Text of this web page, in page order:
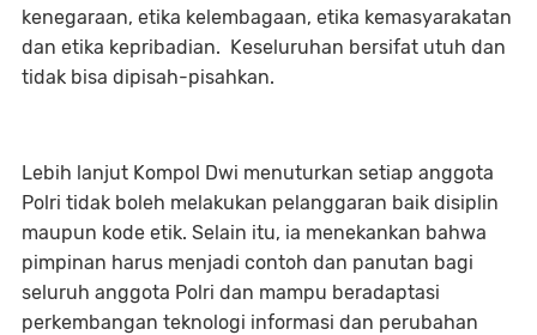
kenegaraan, etika kelembagaan, etika kemasyarakatan
dan etika kepribadian. Keseluruhan bersifat utuh dan
tidak bisa dipisah-pisahkan.
Lebih lanjut Kompol Dwi menuturkan setiap anggota
Polri tidak boleh melakukan pelanggaran baik disiplin
maupun kode etik. Selain itu, ia menekankan bahwa
pimpinan harus menjadi contoh dan panutan bagi
seluruh anggota Polri dan mampu beradaptasi
perkembangan teknologi informasi dan perubahan